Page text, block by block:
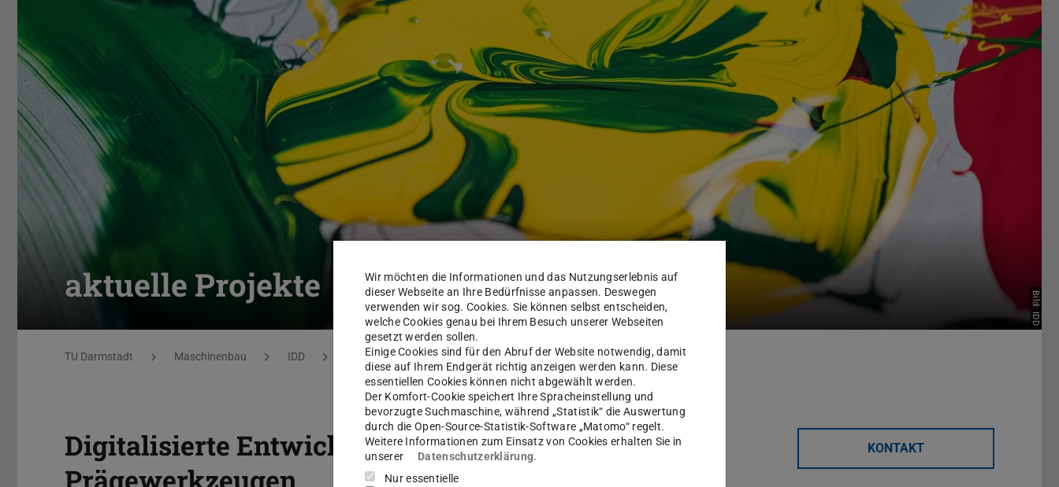
aktuelle Projekte
Bild: IDD
Sie befinden sich hier:
TU Darmstadt Maschinenbau IDD Forschung Projekte abgeschlossene Projekte
Digitalisierte Entwicklung von 3D-gedruckten
Prägewerkzeugen
KONTAKT
Wir möchten die Informationen und das Nutzungserlebnis auf
dieser Webseite an Ihre Bedürfnisse anpassen. Deswegen
verwenden wir sog. Cookies. Sie können selbst entscheiden,
welche Cookies genau bei Ihrem Besuch unserer Webseiten
gesetzt werden sollen.
Einige Cookies sind für den Abruf der Website notwendig, damit
diese auf Ihrem Endgerät richtig anzeigen werden kann. Diese
essentiellen Cookies können nicht abgewählt werden.
Der Komfort-Cookie speichert Ihre Spracheinstellung und
bevorzugte Suchmaschine, während „Statistik“ die Auswertung
durch die Open-Source-Statistik-Software „Matomo“ regelt.
Weitere Informationen zum Einsatz von Cookies erhalten Sie in
unserer
Datenschutzerklärung.
Nur essentielle